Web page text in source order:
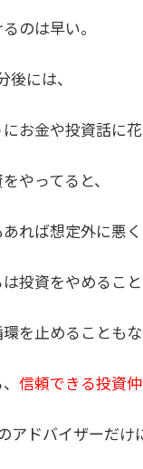
のは早い。
後には、
お金や投資話に
やってると、
れば想定外に悪く
投資をやめること
を止めることもな
信頼できる投資
アドバイザーだけ